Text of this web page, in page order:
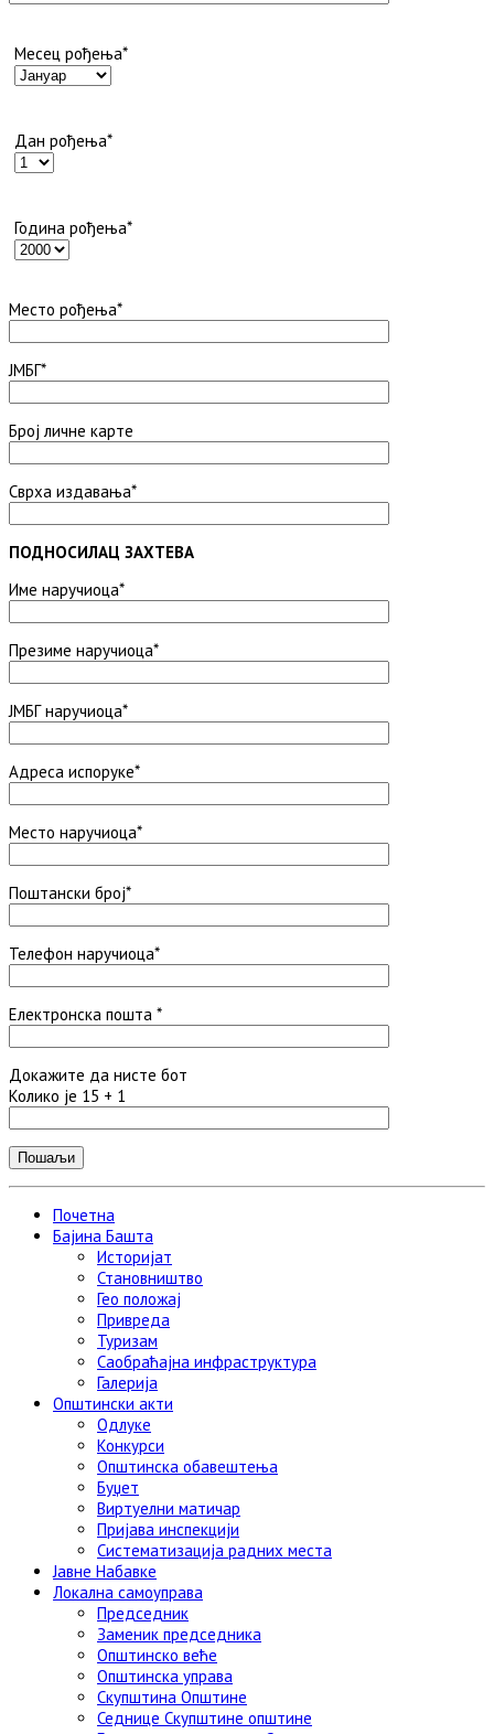
Месец рођења*
Дан рођења*
Година рођења*
Место рођења*
ЈМБГ*
Број личне карте
Сврха издавања*
ПОДНОСИЛАЦ ЗАХТЕВА
Име наручиоца*
Презиме наручиоца*
ЈМБГ наручиоца*
Адреса испоруке*
Место наручиоца*
Поштански број*
Телефон наручиоца*
Електронска пошта *
Докажите да нисте бот
Колико је 15 + 1
Почетна
Бајина Башта
Историјат
Становништво
Гео положај
Привреда
Туризам
Саобраћајна инфраструктура
Галерија
Општински акти
Одлуке
Конкурси
Општинска обавештења
Буџет
Виртуелни матичар
Пријава инспекцији
Систематизација радних места
Јавне Набавке
Локална самоуправа
Председник
Заменик председника
Општинско веће
Општинска управа
Скупштина Општине
Седнице Скупштине општине